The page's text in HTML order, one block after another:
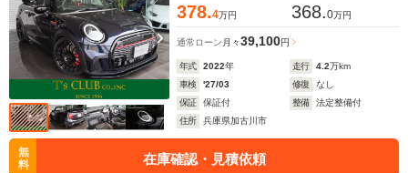
378.4万円 368.0万円
通常ローン 月々39,100円
年式 2022年 走行 4.2万km
車検
'27/03 修復
なし
保証
保証付 整備
法定整備付
住所
兵庫県加古川市
無
料
在庫確認・見積依頼